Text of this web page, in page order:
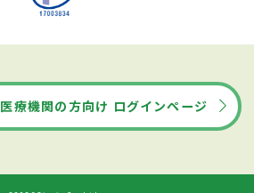
医療機関の方向け ログインページ